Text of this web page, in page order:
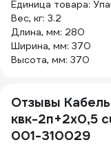
Единица товара:
Вес, кг: 3.2
Длина, мм: 280
Ширина, мм: 370
Высота, мм: 370
Отзывы
квк-2п+2x0,5
001-310029